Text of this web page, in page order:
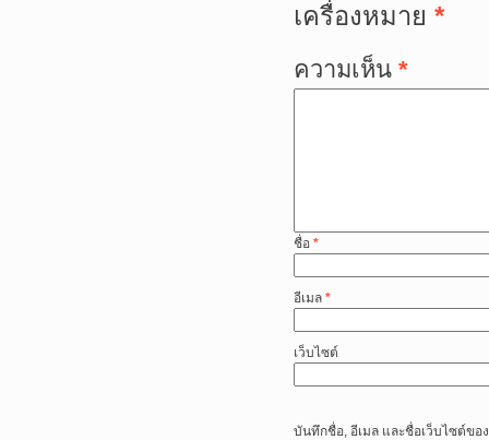
เครื่องหมาย *
ความเห็น *
ชื่อ *
อีเมล *
เว็บไซต์
บันทึกชื่อ, อีเมล และชื่อเว็บไซต์ขอ